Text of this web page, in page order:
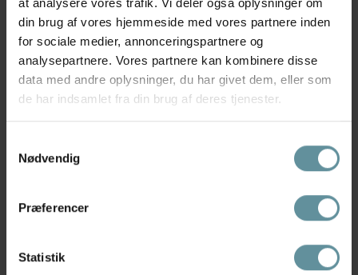
din brug af vores hjemmeside med vores partnere inden
for sociale medier, annonceringspartnere og
analysepartnere. Vores partnere kan kombinere disse
data med andre oplysninger, du har givet dem, eller som
de har indsamlet fra din brug af deres tjenester.
Nødvendig
Præferencer
Statistik
Pilgrim
Pilgrim AFRODITTE Recycled
Hjerte Øreringe...
249,00 kr
Pilgrim
Pilgrim AIR armbånd 102612002
Guldbelagt
299,00 kr